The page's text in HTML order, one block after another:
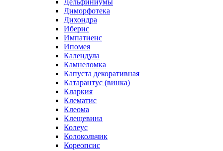
Дельфиниумы
Диморфотека
Дихондра
Иберис
Импатиенс
Ипомея
Календула
Камнеломка
Капуста декоративная
Катарантус (винка)
Кларкия
Клематис
Клеома
Клещевина
Колеус
Колокольчик
Кореопсис